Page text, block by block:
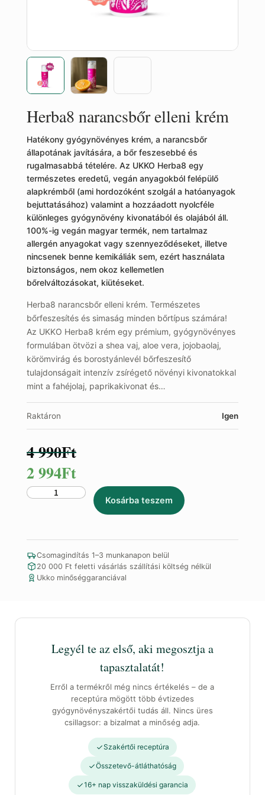
Herba8 narancsbőr elleni krém
Hatékony gyógynövényes krém, a narancsbőr
állapotának javítására, a bőr feszesebbé és
rugalmasabbá tételére. Az UKKO Herba8 egy
természetes eredetű, vegán anyagokból felépülő
alapkrémből (ami hordozóként szolgál a hatóanyagok
bejuttatásához) valamint a hozzáadott nyolcféle
különleges gyógynövény kivonatából és olajából áll.
100%-ig vegán magyar termék, nem tartalmaz
allergén anyagokat vagy szennyeződéseket, illetve
nincsenek benne kemikáliák sem, ezért használata
biztonságos, nem okoz kellemetlen
bőrelváltozásokat, kiütéseket.
Herba8 narancsbőr elleni krém. Természetes
bőrfeszesítés és simaság minden bőrtípus számára!
Az UKKO Herba8 krém egy prémium, gyógynövényes
formulában ötvözi a shea vaj, aloe vera, jojobaolaj,
körömvirág és borostyánlevél bőrfeszesítő
tulajdonságait intenzív zsírégető növényi kivonatokkal
mint a fahéjolaj, paprikakivonat és…
Raktáron Igen
4 990Ft
Eredeti
ár:
990Ft.
2 994FtJelenlegi
ár:
994Ft.
Herba8
narancsbőr
krém
mennyiség
Kosárba teszem
Csomagindítás 1–3 munkanapon belül
20 000 Ft feletti vásárlás szállítási költség nélkül
Ukko minőséggaranciával
Legyél te az első, aki megosztja a
tapasztalatát!
Erről a termékről még nincs értékelés – de a
receptúra mögött több évtizedes
gyógynövényszakértői tudás áll. Nincs üres
csillagsor: a bizalmat a minőség adja.
Szakértői receptúra
Összetevő-átláthatóság
16+ nap visszaküldési garancia